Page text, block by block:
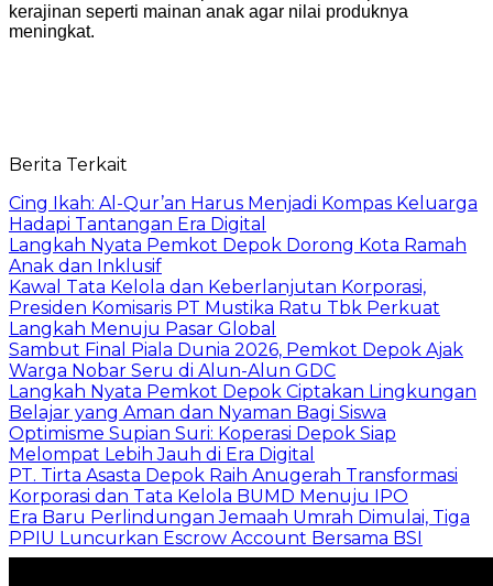
kerajinan seperti mainan anak agar nilai produknya
meningkat.
Berita Terkait
Cing Ikah: Al-Qur’an Harus Menjadi Kompas Keluarga
Hadapi Tantangan Era Digital
Langkah Nyata Pemkot Depok Dorong Kota Ramah
Anak dan Inklusif
Kawal Tata Kelola dan Keberlanjutan Korporasi,
Presiden Komisaris PT Mustika Ratu Tbk Perkuat
Langkah Menuju Pasar Global
Sambut Final Piala Dunia 2026, Pemkot Depok Ajak
Warga Nobar Seru di Alun-Alun GDC
Langkah Nyata Pemkot Depok Ciptakan Lingkungan
Belajar yang Aman dan Nyaman Bagi Siswa
Optimisme Supian Suri: Koperasi Depok Siap
Melompat Lebih Jauh di Era Digital
PT. Tirta Asasta Depok Raih Anugerah Transformasi
Korporasi dan Tata Kelola BUMD Menuju IPO
Era Baru Perlindungan Jemaah Umrah Dimulai, Tiga
PPIU Luncurkan Escrow Account Bersama BSI